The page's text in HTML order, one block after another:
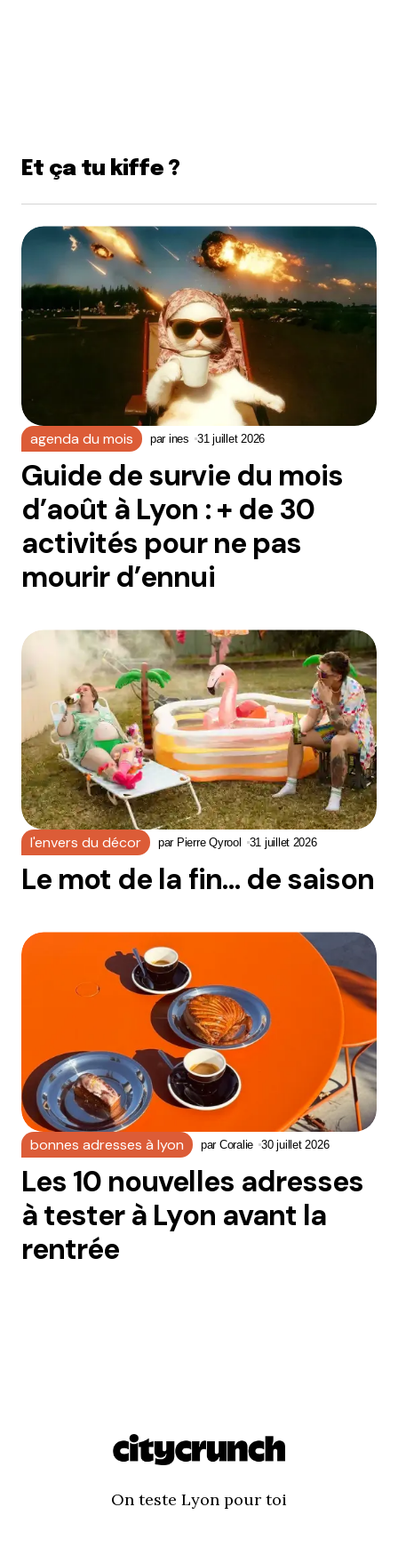
Et ça tu kiffe ?
agenda du mois par ines 31 juillet 2026
Guide de survie du mois
d’août à Lyon : + de 30
activités pour ne pas
mourir d’ennui
l'envers du décor par Pierre Qyrool 31 juillet 2026
Le mot de la fin… de saison
bonnes adresses à lyon par Coralie 30 juillet 2026
Les 10 nouvelles adresses
à tester à Lyon avant la
rentrée
On teste Lyon pour toi